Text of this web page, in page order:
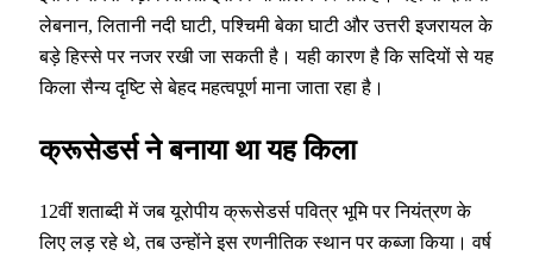
लेबनान, लितानी नदी घाटी, पश्चिमी बेका घाटी और उत्तरी इजरायल के
बड़े हिस्से पर नजर रखी जा सकती है। यही कारण है कि सदियों से यह
किला सैन्य दृष्टि से बेहद महत्वपूर्ण माना जाता रहा है।
क्रूसेडर्स ने बनाया था यह किला
12वीं शताब्दी में जब यूरोपीय क्रूसेडर्स पवित्र भूमि पर नियंत्रण के
लिए लड़ रहे थे, तब उन्होंने इस रणनीतिक स्थान पर कब्जा किया। वर्ष